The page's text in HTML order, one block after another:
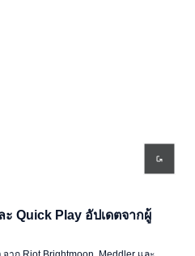
Quick Play อัปเดตจากผู้